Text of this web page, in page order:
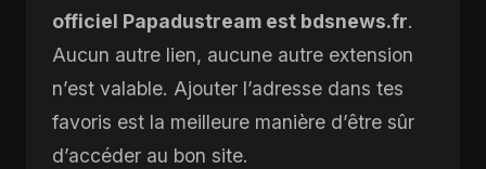
officiel Papadustream est bdsnews.fr.
Aucun autre lien, aucune autre extension
n’est valable. Ajouter l’adresse dans tes
favoris est la meilleure manière d’être sûr
d’accéder au bon site.